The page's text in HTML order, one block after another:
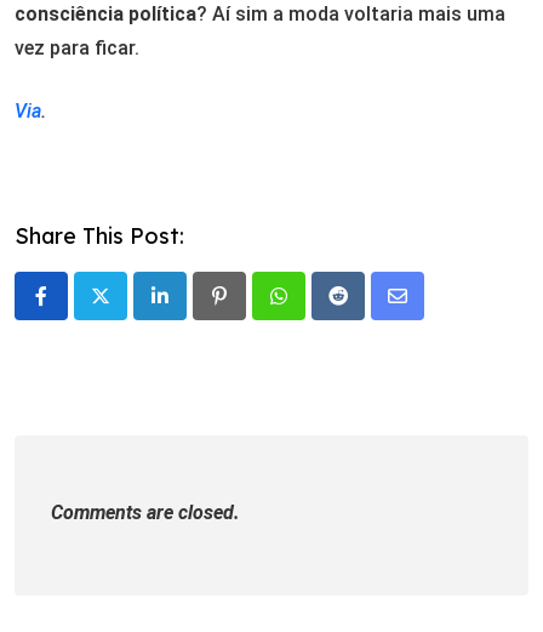
consciência política? Aí sim a moda voltaria mais uma
vez para ficar.
Via.
Share This Post:
LinkedInPinterestWhatsappRedditShare
Comments are closed.